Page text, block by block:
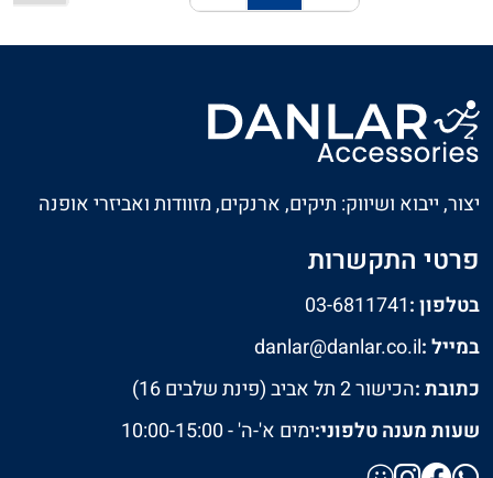
יצור, ייבוא ושיווק: תיקים, ארנקים, מזוודות ואביזרי אופנה
פרטי התקשרות
בטלפון :03-6811741
במייל :danlar@danlar.co.il
כתובת :הכישור 2 תל אביב (פינת שלבים 16)
שעות מענה טלפוני:ימים א'-ה' - 10:00-15:00